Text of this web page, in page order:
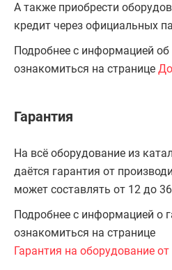
А также приобрести
кредит через официальных
Подробнее с информацией
ознакомиться на странице
Гарантия
На всё оборудование из
даётся гарантия от
может составлять от 12 до
Подробнее с информацией о
ознакомиться на странице
Гарантия на оборудование